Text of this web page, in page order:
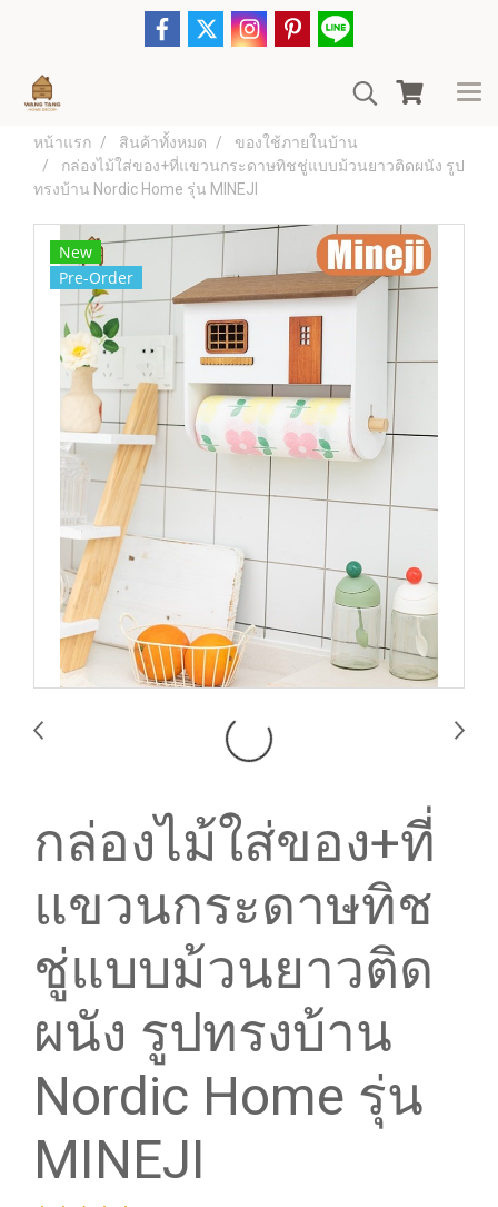
หน้าแรก สินค้าทั้งหมด
ของใช้ภายในบ้าน
กล่องไม้ใส่ของ+ที่แขวนกระดาษทิชชู่แบบม้วนยาวติดผนัง รูป
ทรงบ้าน Nordic Home รุ่น MINEJI
New
Pre-Order
กล่องไม้ใส่ของ+ที่
แขวนกระดาษทิช
ชู่แบบม้วนยาวติด
ผนัง รูปทรงบ้าน
Nordic Home รุ่น
MINEJI